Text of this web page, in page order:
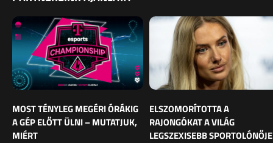
MOST TÉNYLEG MEGÉRI ÓRÁKIG
A GÉP ELŐTT ÜLNI – MUTATJUK,
MIÉRT
ELSZOMORÍTOTTA A
RAJONGÓKAT A VILÁG
LEGSZEXISEBB SPORTOLÓNŐJE